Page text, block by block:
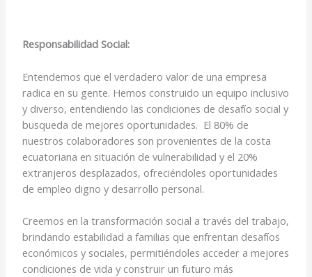
Responsabilidad Social:
Entendemos que el verdadero valor de una empresa
radica en su gente. Hemos construido un equipo inclusivo
y diverso, entendiendo las condiciones de desafío social y
busqueda de mejores oportunidades. El 80% de
nuestros colaboradores son provenientes de la costa
ecuatoriana en situación de vulnerabilidad y el 20%
extranjeros desplazados, ofreciéndoles oportunidades
de empleo digno y desarrollo personal.
Creemos en la transformación social a través del trabajo,
brindando estabilidad a familias que enfrentan desafíos
económicos y sociales, permitiéndoles acceder a mejores
condiciones de vida y construir un futuro más